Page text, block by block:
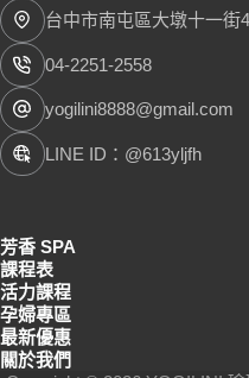
台中市南屯區大墩十一街
04-2251-2558
yogilini8888@gmail.com
LINE ID：@613yljfh
芳香 SPA
課程表
活力課程
孕婦專區
最新優惠
關於我們